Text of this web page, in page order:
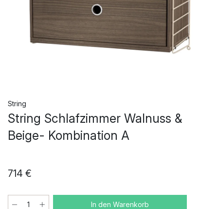
String
String Schlafzimmer Walnuss &
Beige- Kombination A
714 €
In den Warenkorb